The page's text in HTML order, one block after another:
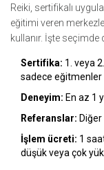
Reiki, sertifikalı
eğitimi veren
kullanır. İşte
Sertifika: 1. veya
sadece eğitmenler
Deneyim: En az 1
Referanslar:
İşlem ücreti: 1
düşük veya çok